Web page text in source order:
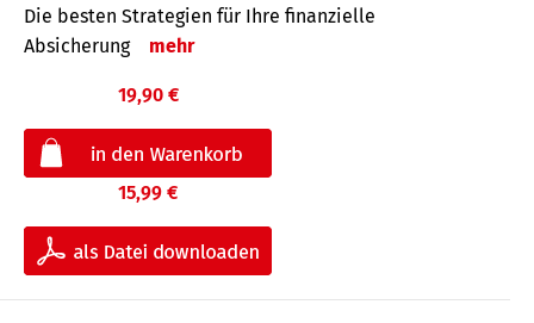
Die besten Strategien für Ihre finanzielle
Absicherung
mehr
19,90 €
15,99 €